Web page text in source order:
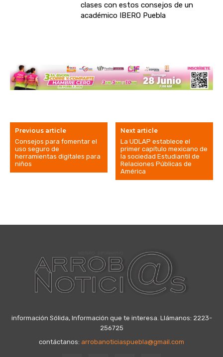
clases con estos consejos de un
académico IBERO Puebla
Previous article
Consejos para fomentar el
uso seguro de
herramientas digitales para
niños
Next article
La UDLAP establece el
primer capítulo mexicano de
la sociedad Estudiantil de
Relaciones Públicas de
América
información Sólida, Información que te interesa. Llámanos: 2223-
256725
contáctanos: arrobanoticiaspuebla@gmail.com